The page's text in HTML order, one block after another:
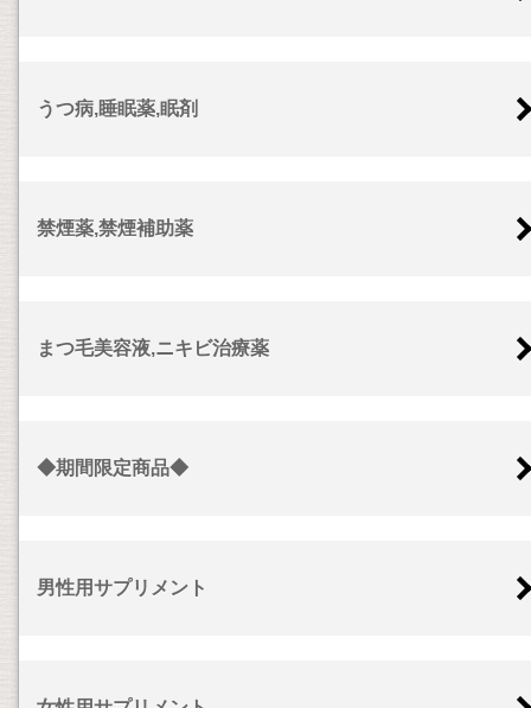
うつ病,睡眠薬,眠剤
禁煙薬,禁煙補助薬
まつ毛美容液,ニキビ治療薬
◆期間限定商品◆
男性用サプリメント